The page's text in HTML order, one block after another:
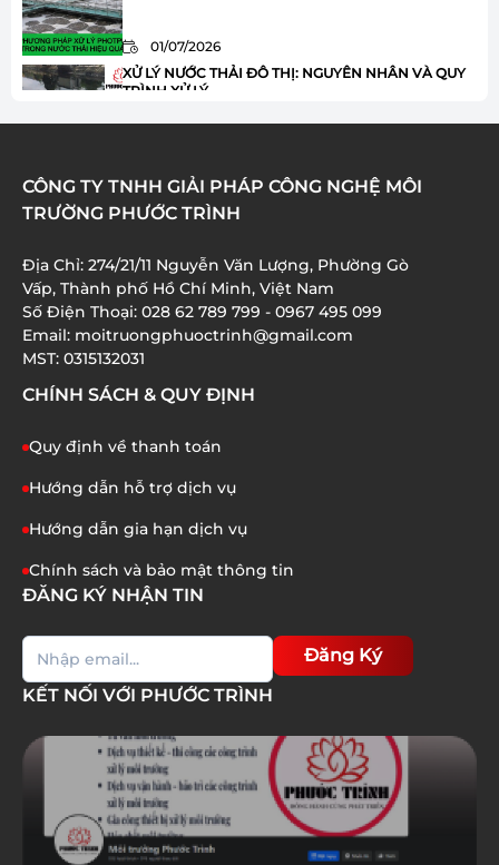
01/07/2026
XỬ LÝ NƯỚC THẢI ĐÔ THỊ: NGUYÊN NHÂN VÀ QUY
TRÌNH XỬ LÝ
HÓA CHẤT JAVEN TRONG XỬ LÝ NƯỚC THẢI: ƯU
ĐIỂM VÀ ỨNG DỤNG
XỬ LÝ AMONI TRONG NƯỚC THẢI: 8 BƯỚC QUAN
TRỌNG BẠN CẦN BIẾT
01/07/2026
CÔNG TY TNHH GIẢI PHÁP CÔNG NGHỆ MÔI
TRƯỜNG PHƯỚC TRÌNH
Địa Chỉ: 274/21/11 Nguyễn Văn Lượng, Phường Gò
Vấp, Thành phố Hồ Chí Minh, Việt Nam
Số Điện Thoại: 028 62 789 799 - 0967 495 099
Email: moitruongphuoctrinh@gmail.com
MST: 0315132031
CHÍNH SÁCH & QUY ĐỊNH
Quy định về thanh toán
Hướng dẫn hỗ trợ dịch vụ
Hướng dẫn gia hạn dịch vụ
Chính sách và bảo mật thông tin
ĐĂNG KÝ NHẬN TIN
Đăng Ký
KẾT NỐI VỚI PHƯỚC TRÌNH